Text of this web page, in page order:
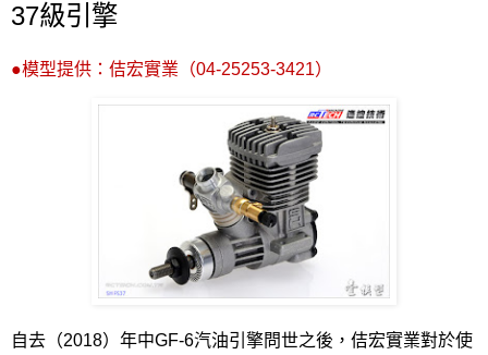
37級引擎
●模型提供：佶宏實業（04-25253-3421）
自去（2018）年中GF-6汽油引擎問世之後，佶宏實業對於使